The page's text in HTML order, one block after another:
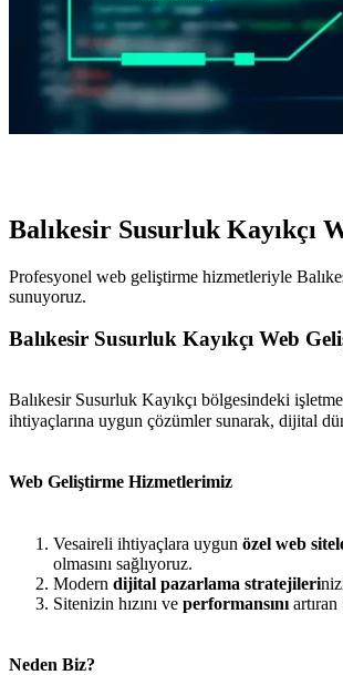
Balıkesir Susurluk Kayıkçı
Profesyonel web geliştirme hizmetleriyle
sunuyoruz.
Balıkesir Susurluk Kayıkçı Web
Balıkesir Susurluk Kayıkçı bölgesindeki
Web Geliştirme Hizmetlerimiz
Vesaireli ihtiyaçlara uygun özel web
olmasını sağlıyoruz.
Modern dijital pazarlama stratejileri
Sitenizin hızını ve performansını
Neden Biz?